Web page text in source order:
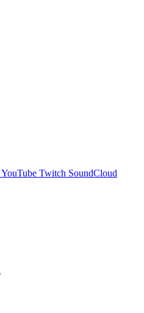
YouTube Twitch SoundCloud